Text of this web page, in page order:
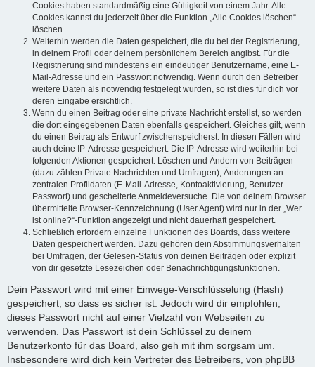
Cookies haben standardmäßig eine Gültigkeit von einem Jahr. Alle
Cookies kannst du jederzeit über die Funktion „Alle Cookies löschen“
löschen.
Weiterhin werden die Daten gespeichert, die du bei der Registrierung,
in deinem Profil oder deinem persönlichem Bereich angibst. Für die
Registrierung sind mindestens ein eindeutiger Benutzername, eine E-
Mail-Adresse und ein Passwort notwendig. Wenn durch den Betreiber
weitere Daten als notwendig festgelegt wurden, so ist dies für dich vor
deren Eingabe ersichtlich.
Wenn du einen Beitrag oder eine private Nachricht erstellst, so werden
die dort eingegebenen Daten ebenfalls gespeichert. Gleiches gilt, wenn
du einen Beitrag als Entwurf zwischenspeicherst. In diesen Fällen wird
auch deine IP-Adresse gespeichert. Die IP-Adresse wird weiterhin bei
folgenden Aktionen gespeichert: Löschen und Ändern von Beiträgen
(dazu zählen Private Nachrichten und Umfragen), Änderungen an
zentralen Profildaten (E-Mail-Adresse, Kontoaktivierung, Benutzer-
Passwort) und gescheiterte Anmeldeversuche. Die von deinem Browser
übermittelte Browser-Kennzeichnung (User Agent) wird nur in der „Wer
ist online?“-Funktion angezeigt und nicht dauerhaft gespeichert.
Schließlich erfordern einzelne Funktionen des Boards, dass weitere
Daten gespeichert werden. Dazu gehören dein Abstimmungsverhalten
bei Umfragen, der Gelesen-Status von deinen Beiträgen oder explizit
von dir gesetzte Lesezeichen oder Benachrichtigungsfunktionen.
Dein Passwort wird mit einer Einwege-Verschlüsselung (Hash)
gespeichert, so dass es sicher ist. Jedoch wird dir empfohlen,
dieses Passwort nicht auf einer Vielzahl von Webseiten zu
verwenden. Das Passwort ist dein Schlüssel zu deinem
Benutzerkonto für das Board, also geh mit ihm sorgsam um.
Insbesondere wird dich kein Vertreter des Betreibers, von phpBB